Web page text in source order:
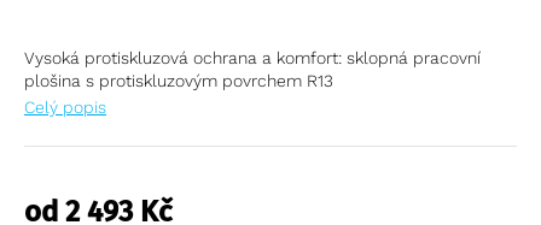
Vysoká protiskluzová ochrana a komfort: sklopná pracovní
plošina s protiskluzovým povrchem R13
Celý popis
od 2 493 Kč